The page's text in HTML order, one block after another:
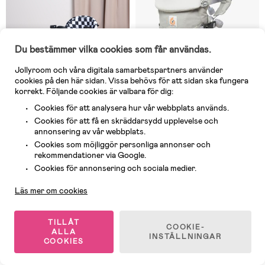
I lager
Kund:Robust och snygg!
många roliga ljud. Nackdelen
är att den är ganska svår
att bygga/ bygga om.
Beemoo PLAY Bil Lära-gå-stol,
Cool Grey
499 kr
I lager
Josefin
damm på tyget vilket kan bli
äckligt snabbt
(29)
Ergobaby Omni Classic Bärsele,
Grå
End of Season End of Season
Du bestämmer vilka cookies som får användas.
Jollyroom och våra digitala samarbetspartners använder
cookies på den här sidan. Vissa behövs för att sidan ska fungera
korrekt. Följande cookies är valbara för dig:
Cookies för att analysera hur vår webbplats används.
Cookies för att få en skräddarsydd upplevelse och
annonsering av vår webbplats.
Cookies som möjliggör personliga annonser och
rekommendationer via Google.
Cookies för annonsering och sociala medier.
Läs mer om cookies
TILLÅT
ALLA
COOKIES
COOKIE-
INSTÄLLNINGAR